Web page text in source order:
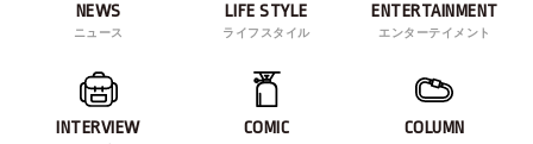
NEWS
ニュース
LIFE STYLE
ライフスタイル
ENTERTAINMENT
エンターテイメント
INTERVIEW COMIC COLUMN